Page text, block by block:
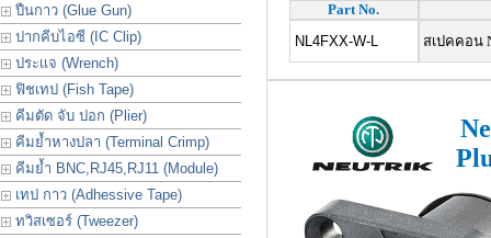
ปืนกาว (Glue Gun)
ปากคีบไอซี (IC Clip)
ประเเจ (Wrench)
ฟิชเทป (Fish Tape)
คีมตัด จับ ปอก (Plier)
คีมย้ำหางปลา (Terminal Crimp)
คีมย้ำ BNC,RJ45,RJ11 (Module)
เทป กาว (Adhessive Tape)
ทวิสเซอร์ (Tweezer)
Part No.
NL4FXX-W-L
สเปคคอน